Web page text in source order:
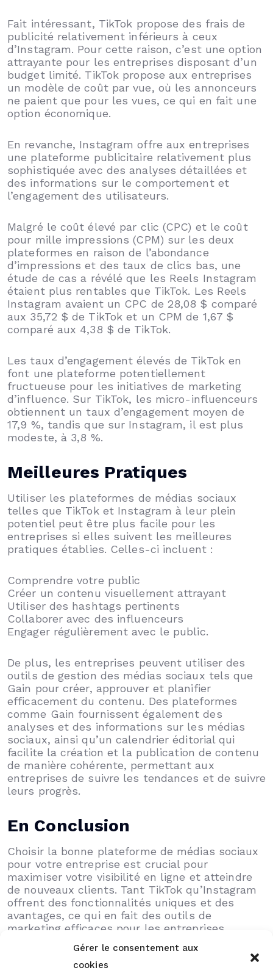
Gérer le consentement aux
cookies
Fait intéressant, TikTok propose des frais de
publicité relativement inférieurs à ceux
d’Instagram. Pour cette raison, c’est une option
attrayante pour les entreprises disposant d’un
budget limité. TikTok propose aux entreprises
un modèle de coût par vue, où les annonceurs
ne paient que pour les vues, ce qui en fait une
option économique.
En revanche, Instagram offre aux entreprises
une plateforme publicitaire relativement plus
sophistiquée avec des analyses détaillées et
des informations sur le comportement et
l’engagement des utilisateurs.
Malgré le coût élevé par clic (CPC) et le coût
pour mille impressions (CPM) sur les deux
plateformes en raison de l’abondance
d’impressions et des taux de clics bas, une
étude de cas a révélé que les Reels Instagram
étaient plus rentables que TikTok. Les Reels
Instagram avaient un CPC de 28,08 $ comparé
aux 35,72 $ de TikTok et un CPM de 1,67 $
comparé aux 4,38 $ de TikTok.
Les taux d’engagement élevés de TikTok en
font une plateforme potentiellement
fructueuse pour les initiatives de marketing
d’influence. Sur TikTok, les micro-influenceurs
obtiennent un taux d’engagement moyen de
17,9 %, tandis que sur Instagram, il est plus
modeste, à 3,8 %.
Meilleures Pratiques
Utiliser les plateformes de médias sociaux
telles que TikTok et Instagram à leur plein
potentiel peut être plus facile pour les
entreprises si elles suivent les meilleures
pratiques établies. Celles-ci incluent :
Comprendre votre public
Créer un contenu visuellement attrayant
Utiliser des hashtags pertinents
Collaborer avec des influenceurs
Engager régulièrement avec le public.
De plus, les entreprises peuvent utiliser des
outils de gestion des médias sociaux tels que
Gain pour créer, approuver et planifier
efficacement du contenu. Des plateformes
comme Gain fournissent également des
analyses et des informations sur les médias
sociaux, ainsi qu’un calendrier éditorial qui
facilite la création et la publication de contenu
de manière cohérente, permettant aux
entreprises de suivre les tendances et de suivre
leurs progrès.
En Conclusion
Choisir la bonne plateforme de médias sociaux
pour votre entreprise est crucial pour
maximiser votre visibilité en ligne et atteindre
de nouveaux clients. Tant TikTok qu’Instagram
offrent des fonctionnalités uniques et des
avantages, ce qui en fait des outils de
marketing efficaces pour les entreprises.
En fonction des facteurs mentionnés ci-dessus,
les entreprises peuvent choisir la plateforme